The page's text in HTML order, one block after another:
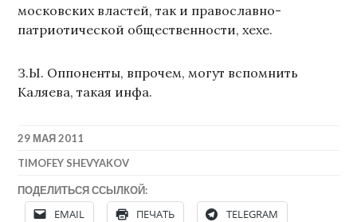
московских властей, так и православно-
патриотической общественности, хехе.
З.Ы. Оппоненты, впрочем, могут вспомнить
Каляева, такая инфа.
29 МАЯ 2011
TIMOFEY SHEVYAKOV
ПОДЕЛИТЬСЯ ССЫЛКОЙ:
EMAIL ПЕЧАТЬ TELEGRAM